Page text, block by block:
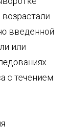
введенной
или
с течением